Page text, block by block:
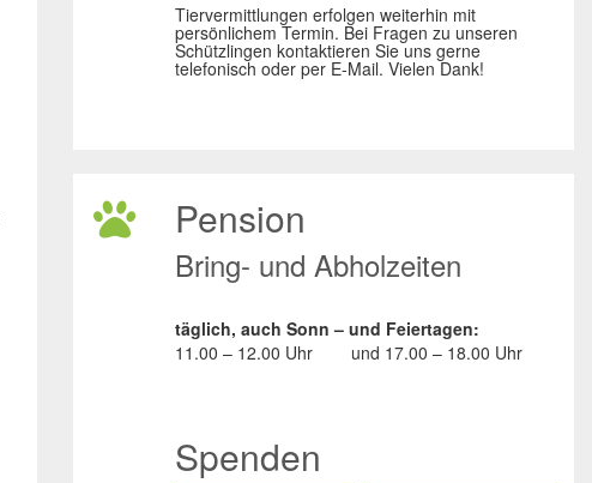
Tiervermittlungen erfolgen weiterhin mit
persönlichem Termin. Bei Fragen zu unseren
Schützlingen kontaktieren Sie uns gerne
telefonisch oder per E-Mail. Vielen Dank!
Pension
Bring- und Abholzeiten
täglich, auch Sonn – und Feiertagen:
11.00 – 12.00 Uhr
und 17.00 – 18.00 Uhr
Spenden